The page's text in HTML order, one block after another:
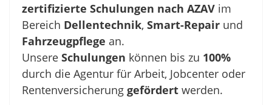
zertifizierte Schulungen nach AZAV im
Bereich Dellentechnik, Smart-Repair und
Fahrzeugpflege an.
Unsere Schulungen können bis zu 100%
durch die Agentur für Arbeit, Jobcenter oder
Rentenversicherung gefördert werden.